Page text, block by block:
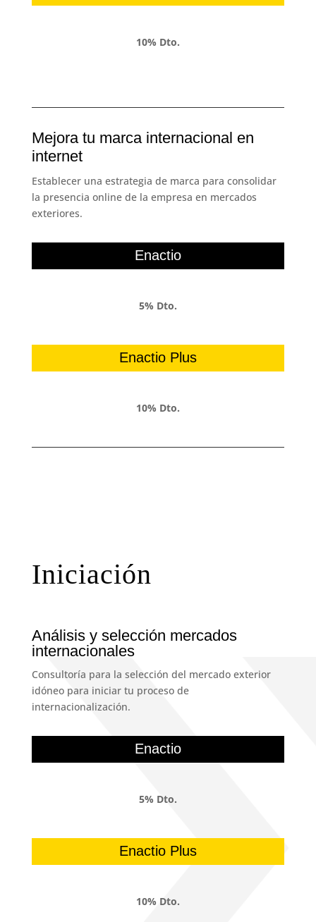
10% Dto.
Mejora tu marca internacional en
internet
Establecer una estrategia de marca para consolidar
la presencia online de la empresa en mercados
exteriores.
Enactio
5% Dto.
Enactio Plus
10% Dto.
Iniciación
Análisis y selección mercados
internacionales
Consultoría para la selección del mercado exterior
idóneo para iniciar tu proceso de
internacionalización.
Enactio
5% Dto.
Enactio Plus
10% Dto.